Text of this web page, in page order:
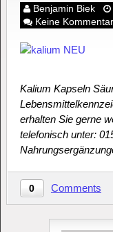
Benjamin Biek
Keine
Kalium Kapseln
erhalten Sie gerne
telefonisch unter:
0 Comments